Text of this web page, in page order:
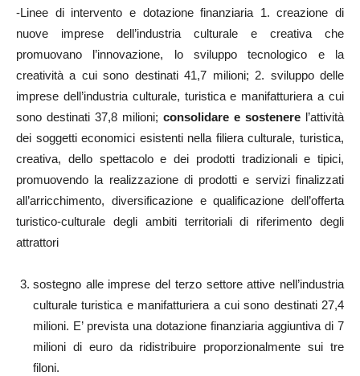
-Linee di intervento e dotazione finanziaria 1. creazione di
nuove imprese dell’industria culturale e creativa che
promuovano l’innovazione, lo sviluppo tecnologico e la
creatività a cui sono destinati 41,7 milioni; 2. sviluppo delle
imprese dell’industria culturale, turistica e manifatturiera a cui
sono destinati 37,8 milioni; consolidare e sostenere l’attività
dei soggetti economici esistenti nella filiera culturale, turistica,
creativa, dello spettacolo e dei prodotti tradizionali e tipici,
promuovendo la realizzazione di prodotti e servizi finalizzati
all’arricchimento, diversificazione e qualificazione dell’offerta
turistico-culturale degli ambiti territoriali di riferimento degli
attrattori
sostegno alle imprese del terzo settore attive nell’industria
culturale turistica e manifatturiera a cui sono destinati 27,4
milioni. E’ prevista una dotazione finanziaria aggiuntiva di 7
milioni di euro da ridistribuire proporzionalmente sui tre
filoni.